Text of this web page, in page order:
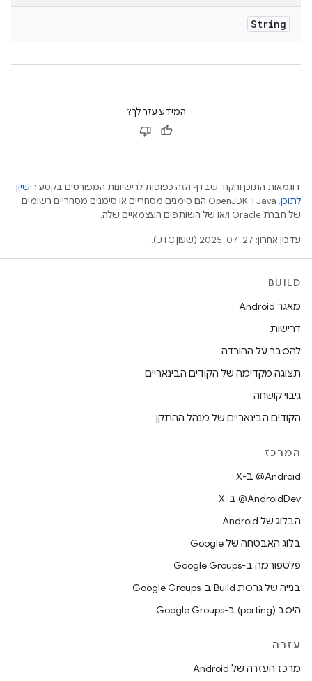
String
המידע עזר לך?
דוגמאות התוכן והקוד שבדף הזה כפופות לרישיונות המפורטים בקטע רישיון
לתוכן
.‏ Java ו-OpenJDK הם סימנים מסחריים או סימנים מסחריים רשומים
של חברת Oracle ו/או של השותפים העצמאיים שלה.
עדכון אחרון: 2025-07-27 (שעון UTC).
BUILD
מאגר Android
דרישות
להסבר על ההורדה
תצוגה מקדימה של הקודים הבינאריים
גיבוי קושחה
הקודים הבינאריים של מנהל ההתקן
המרכז
‫‎@Android ב-X
‫‎@AndroidDev ב-X
הבלוג של Android
בלוג האבטחה של Google
פלטפורמה ב-Google Groups
בנייה של גרסת Build ב-Google Groups
היסב (porting) ב-Google Groups
עזרה
מרכז העזרה של Android